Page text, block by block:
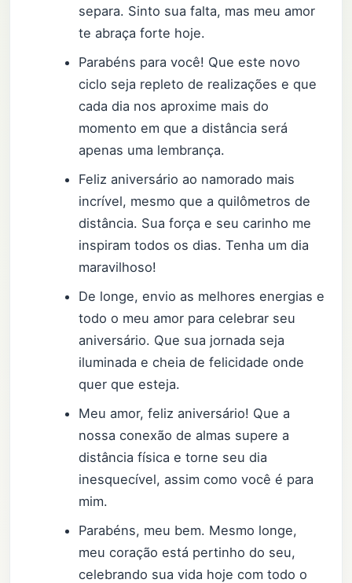
separa. Sinto sua falta, mas meu amor
te abraça forte hoje.
Parabéns para você! Que este novo
ciclo seja repleto de realizações e que
cada dia nos aproxime mais do
momento em que a distância será
apenas uma lembrança.
Feliz aniversário ao namorado mais
incrível, mesmo que a quilômetros de
distância. Sua força e seu carinho me
inspiram todos os dias. Tenha um dia
maravilhoso!
De longe, envio as melhores energias e
todo o meu amor para celebrar seu
aniversário. Que sua jornada seja
iluminada e cheia de felicidade onde
quer que esteja.
Meu amor, feliz aniversário! Que a
nossa conexão de almas supere a
distância física e torne seu dia
inesquecível, assim como você é para
mim.
Parabéns, meu bem. Mesmo longe,
meu coração está pertinho do seu,
celebrando sua vida hoje com todo o